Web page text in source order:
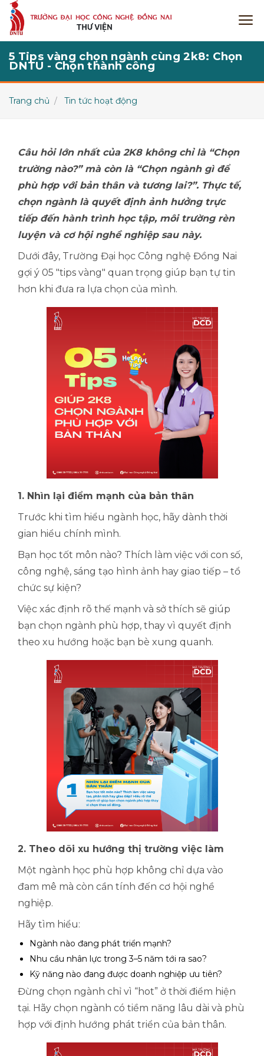
5 Tips vàng chọn ngành cùng 2k8: Chọn
DNTU - Chọn thành công
Trang chủ Tin tức hoạt động
Câu hỏi lớn nhất của 2K8 không chỉ là “Chọn
trường nào?” mà còn là “Chọn ngành gì để
phù hợp với bản thân và tương lai?”. Thực tế,
chọn ngành là quyết định ảnh hưởng trực
tiếp đến hành trình học tập, môi trường rèn
luyện và cơ hội nghề nghiệp sau này.
Dưới đây, Trường Đại học Công nghệ Đồng Nai
gợi ý 05 "tips vàng" quan trọng giúp bạn tự tin
hơn khi đưa ra lựa chọn của mình.
1. Nhìn lại điểm mạnh của bản thân
Trước khi tìm hiểu ngành học, hãy dành thời
gian hiểu chính mình.
Bạn học tốt môn nào? Thích làm việc với con số,
công nghệ, sáng tạo hình ảnh hay giao tiếp – tổ
chức sự kiện?
Việc xác định rõ thế mạnh và sở thích sẽ giúp
bạn chọn ngành phù hợp, thay vì quyết định
theo xu hướng hoặc bạn bè xung quanh.
2. Theo dõi xu hướng thị trường việc làm
Một ngành học phù hợp không chỉ dựa vào
đam mê mà còn cần tính đến cơ hội nghề
nghiệp.
Hãy tìm hiểu:
Ngành nào đang phát triển mạnh?
Nhu cầu nhân lực trong 3–5 năm tới ra sao?
Kỹ năng nào đang được doanh nghiệp ưu tiên?
Đừng chọn ngành chỉ vì “hot” ở thời điểm hiện
tại. Hãy chọn ngành có tiềm năng lâu dài và phù
hợp với định hướng phát triển của bản thân.